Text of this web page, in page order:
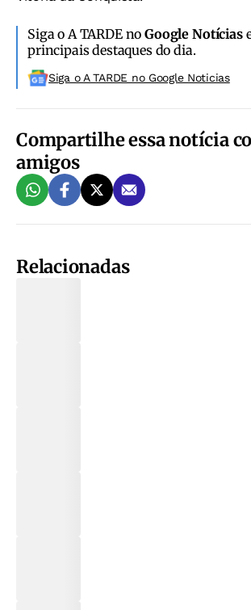
Siga o A TARDE noGoogle Notícias
principais destaques do dia.
Siga o A TARDE no Google Noticias
Compartilhe essa notícia
amigos
Relacionadas